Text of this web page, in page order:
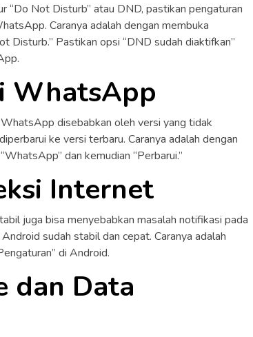
“Do Not Disturb” atau DND, pastikan pengaturan
Caranya adalah dengan membuka
Disturb.” Pastikan opsi “DND sudah diaktifkan”
WhatsApp
disebabkan oleh versi yang tidak
ke versi terbaru. Caranya adalah dengan
dan kemudian “Perbarui.”
Internet
juga bisa menyebabkan masalah notifikasi pada
sudah stabil dan cepat. Caranya adalah
di Android.
dan Data